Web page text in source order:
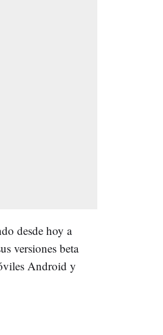
desde hoy a
versiones beta
Android y